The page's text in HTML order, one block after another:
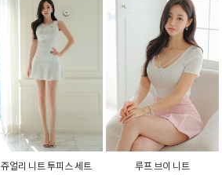
쥬얼리 니트 투피스 세트
루프 브이 니트